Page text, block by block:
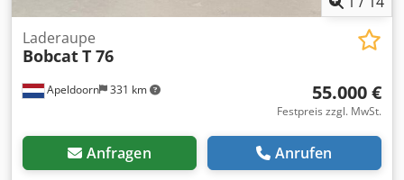
Apeldoorn 331 km
Laderaupe
BobcatT 76
55.000 €
Festpreis zzgl. MwSt.
Anfragen Anrufen